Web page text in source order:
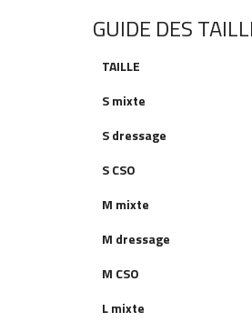
GUIDE DES
TAILLE
S mixte
S dressage
SCSO
M mixte
M dressage
M CSO
L mixte